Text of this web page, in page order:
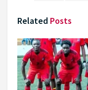
Related Posts